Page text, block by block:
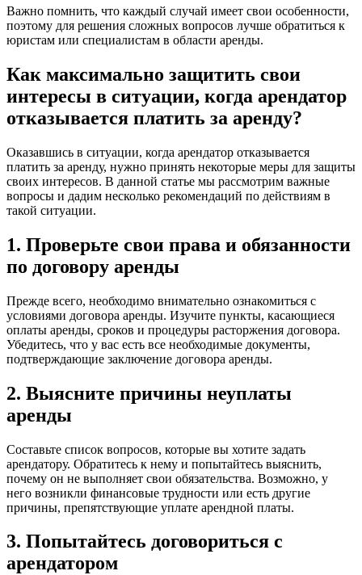
Важно помнить, что каждый случай имеет свои особенности,
поэтому для решения сложных вопросов лучше обратиться к
юристам или специалистам в области аренды.
Как максимально защитить свои
интересы в ситуации, когда арендатор
отказывается платить за аренду?
Оказавшись в ситуации, когда арендатор отказывается
платить за аренду, нужно принять некоторые меры для защиты
своих интересов. В данной статье мы рассмотрим важные
вопросы и дадим несколько рекомендаций по действиям в
такой ситуации.
1. Проверьте свои права и обязанности
по договору аренды
Прежде всего, необходимо внимательно ознакомиться с
условиями договора аренды. Изучите пункты, касающиеся
оплаты аренды, сроков и процедуры расторжения договора.
Убедитесь, что у вас есть все необходимые документы,
подтверждающие заключение договора аренды.
2. Выясните причины неуплаты
аренды
Составьте список вопросов, которые вы хотите задать
арендатору. Обратитесь к нему и попытайтесь выяснить,
почему он не выполняет свои обязательства. Возможно, у
него возникли финансовые трудности или есть другие
причины, препятствующие уплате арендной платы.
3. Попытайтесь договориться с
арендатором